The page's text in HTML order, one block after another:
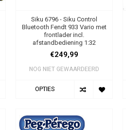
Siku 6796 - Siku Control
Bluetooth Fendt 933 Vario met
frontlader incl.
afstandbediening 1:32
€249,99
NOG NIET GEWAARDEERD
OPTIES